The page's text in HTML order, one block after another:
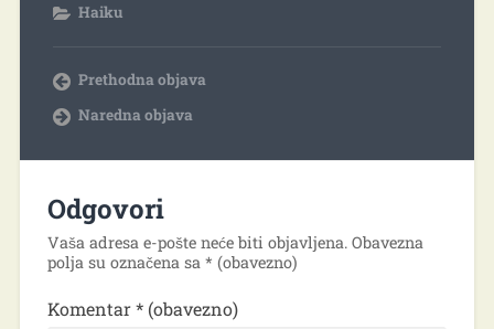
Haiku
Prethodna objava
Naredna objava
Odgovori
Vaša adresa e-pošte neće biti objavljena. Obavezna
polja su označena sa * (obavezno)
Komentar* (obavezno)